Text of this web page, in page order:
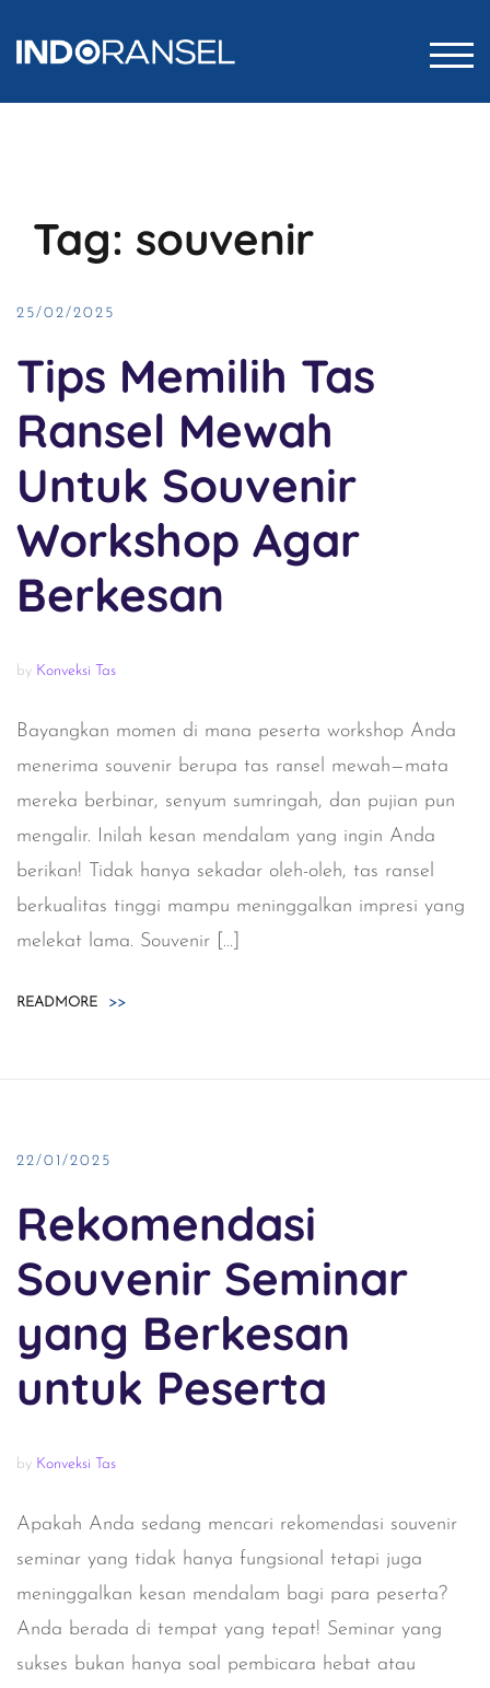
Tag: souvenir
25/02/2025
Tips Memilih Tas
Ransel Mewah
Untuk Souvenir
Workshop Agar
Berkesan
by Konveksi Tas
Bayangkan momen di mana peserta workshop Anda
menerima souvenir berupa tas ransel mewah—mata
mereka berbinar, senyum sumringah, dan pujian pun
mengalir. Inilah kesan mendalam yang ingin Anda
berikan! Tidak hanya sekadar oleh-oleh, tas ransel
berkualitas tinggi mampu meninggalkan impresi yang
melekat lama. Souvenir […]
READMORE >>
22/01/2025
Rekomendasi
Souvenir Seminar
yang Berkesan
untuk Peserta
by Konveksi Tas
Apakah Anda sedang mencari rekomendasi souvenir
seminar yang tidak hanya fungsional tetapi juga
meninggalkan kesan mendalam bagi para peserta?
Anda berada di tempat yang tepat! Seminar yang
sukses bukan hanya soal pembicara hebat atau